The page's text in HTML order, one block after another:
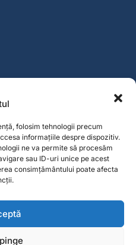
folosim tehnologii precum
informațiile despre dispozitiv.
ne va permite să procesăm
sau ID-uri unice pe acest
consimțământului poate afecta